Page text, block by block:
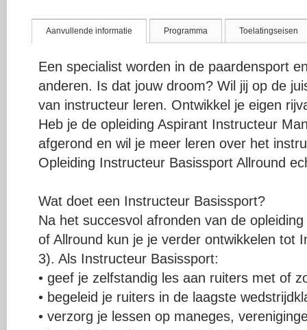
Aanvullende informatie Programma Toelatingseisen
Een specialist worden in de paardensport
anderen. Is dat jouw droom? Wil jij op de
van instructeur leren. Ontwikkel je eigen
Heb je de opleiding Aspirant Instructeur
afgerond en wil je meer leren over het
Opleiding Instructeur Basissport Allround
Wat doet een Instructeur Basissport?
Na het succesvol afronden van de
of Allround kun je je verder ontwikkelen tot
3). Als Instructeur Basissport:
• geef je zelfstandig les aan ruiters met of
• begeleid je ruiters in de laagste
• verzorg je lessen op maneges,